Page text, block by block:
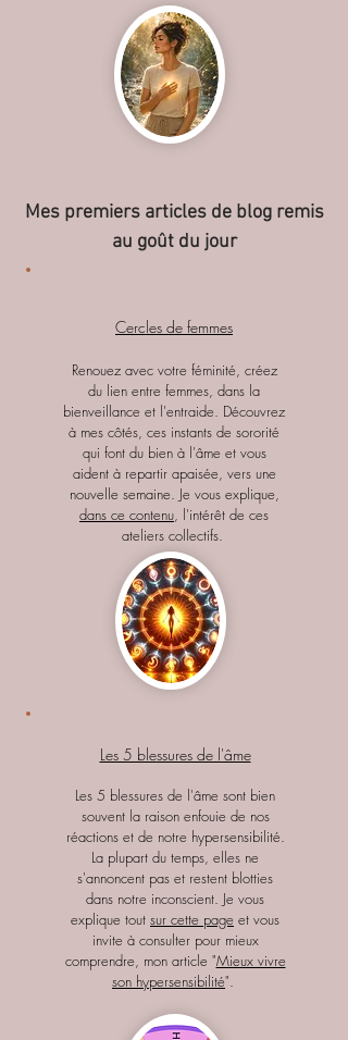
Mes premiers articles de blog remis
au goût du jour
Cercles de femmes
Renouez avec votre féminité, créez
du lien entre femmes, dans la
bienveillance et l'entraide. Découvrez
à mes côtés, ces instants de sororité
qui font du bien à l'âme et vous
aident à repartir apaisée, vers une
nouvelle semaine. Je vous explique,
dans ce contenu, l'intérêt de ces
ateliers collectifs.
Les 5 blessures de l'âme
Les 5 blessures de l'âme sont bien
souvent la raison enfouie de nos
réactions et de notre hypersensibilité.
La plupart du temps, elles ne
s'annoncent pas et restent blotties
dans notre inconscient. Je vous
explique tout sur cette page et vous
invite à consulter pour mieux
comprendre, mon article "Mieux vivre
son hypersensibilité".